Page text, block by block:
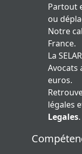
Partout
ou
Notre
France.
La
Avocats
euros.
légales
Legales.